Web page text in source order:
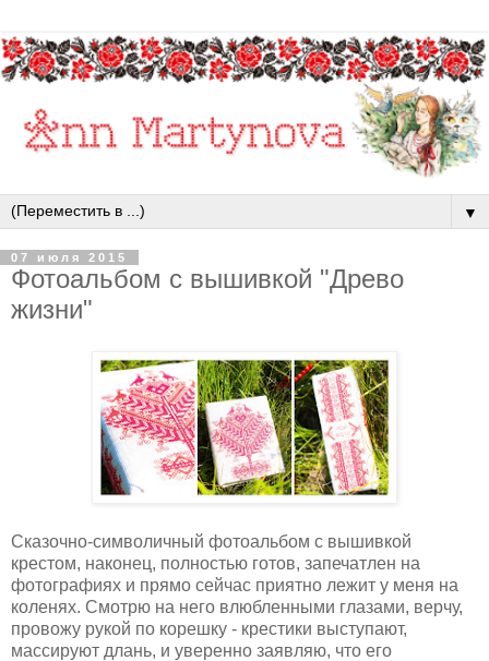
▼
07 июля 2015
Фотоальбом с вышивкой "Древо
жизни"
Сказочно-символичный фотоальбом с вышивкой
крестом, наконец, полностью готов, запечатлен на
фотографиях и прямо сейчас приятно лежит у меня на
коленях. Смотрю на него влюбленными глазами, верчу,
провожу рукой по корешку - крестики выступают,
массируют длань, и уверенно заявляю, что его